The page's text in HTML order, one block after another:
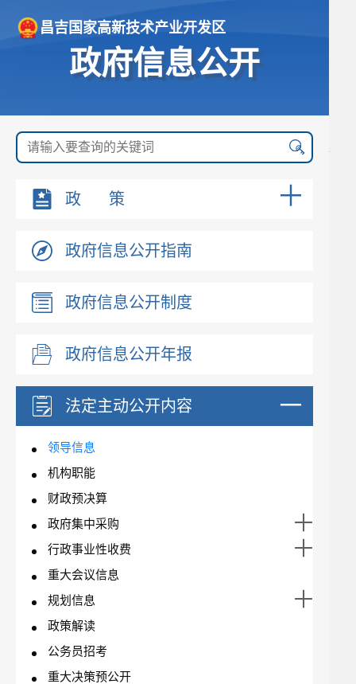
昌吉国家高新技术产业开发区
政府信息公开
政 策
政府信息公开指南
政府信息公开制度
政府信息公开年报
法定主动公开内容
领导信息
机构职能
财政预决算
政府集中采购
行政事业性收费
重大会议信息
规划信息
政策解读
公务员招考
重大决策预公开